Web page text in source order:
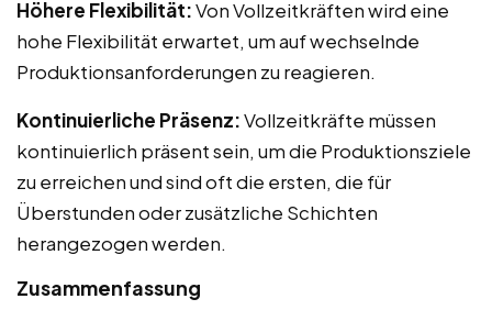
Höhere Flexibilität:Von Vollzeitkräften wird eine
hohe Flexibilität erwartet, um auf wechselnde
Produktionsanforderungen zu reagieren.
Kontinuierliche Präsenz:Vollzeitkräfte müssen
kontinuierlich präsent sein, um die Produktionsziele
zu erreichen und sind oft die ersten, die für
Überstunden oder zusätzliche Schichten
herangezogen werden.
Zusammenfassung